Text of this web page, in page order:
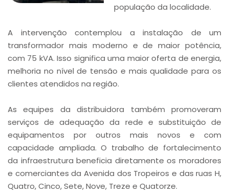
população da localidade.
A intervenção contemplou a instalação de um
transformador mais moderno e de maior potência,
com 75 kVA. Isso significa uma maior oferta de energia,
melhoria no nível de tensão e mais qualidade para os
clientes atendidos na região.
As equipes da distribuidora também promoveram
serviços de adequação da rede e substituição de
equipamentos por outros mais novos e com
capacidade ampliada. O trabalho de fortalecimento
da infraestrutura beneficia diretamente os moradores
e comerciantes da Avenida dos Tropeiros e das ruas H,
Quatro, Cinco, Sete, Nove, Treze e Quatorze.